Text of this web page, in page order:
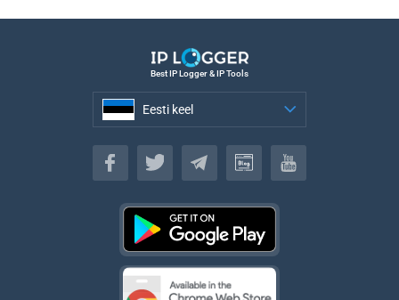
Best IP Logger & IP Tools
Eesti keel
Eesti keel